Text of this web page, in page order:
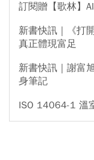
訂閱贈【歌林】
新書快訊｜《打
真正體現富足
新書快訊｜謝富
身筆記
ISO 14064-1 溫